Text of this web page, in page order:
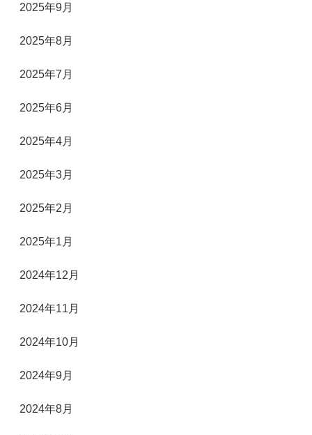
2025年9月
2025年8月
2025年7月
2025年6月
2025年4月
2025年3月
2025年2月
2025年1月
2024年12月
2024年11月
2024年10月
2024年9月
2024年8月